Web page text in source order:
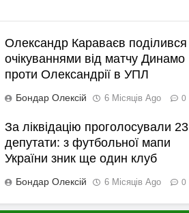
Олександр Караваєв поділився
очікуваннями від матчу Динамо
проти Олександрії в УПЛ
Бондар Олексій 6 Місяців Ago 0
За ліквідацію проголосували 23
депутати: з футбольної мапи
України зник ще один клуб
Бондар Олексій 6 Місяців Ago 0